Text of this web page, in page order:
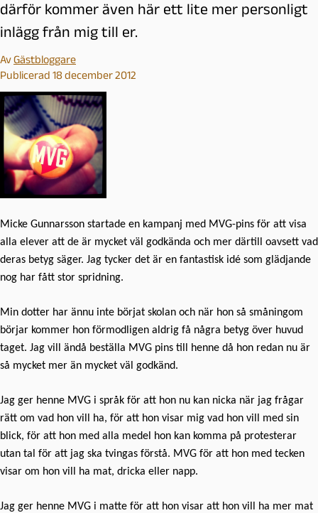
därför kommer även här ett lite mer personligt
inlägg från mig till er.
AvGästbloggare
Publicerad 18 december 2012
Micke Gunnarsson startade en kampanj med MVG-pins för att visa
alla elever att de är mycket väl godkända och mer därtill oavsett vad
deras betyg säger. Jag tycker det är en fantastisk idé som glädjande
nog har fått stor spridning.
Min dotter har ännu inte börjat skolan och när hon så småningom
börjar kommer hon förmodligen aldrig få några betyg över huvud
taget. Jag vill ändå beställa MVG pins till henne då hon redan nu är
så mycket mer än mycket väl godkänd.
Jag ger henne MVG i språk för att hon nu kan nicka när jag frågar
rätt om vad hon vill ha, för att hon visar mig vad hon vill med sin
blick, för att hon med alla medel hon kan komma på protesterar
utan tal för att jag ska tvingas förstå. MVG för att hon med tecken
visar om hon vill ha mat, dricka eller napp.
Jag ger henne MVG i matte för att hon visar att hon vill ha mer mat